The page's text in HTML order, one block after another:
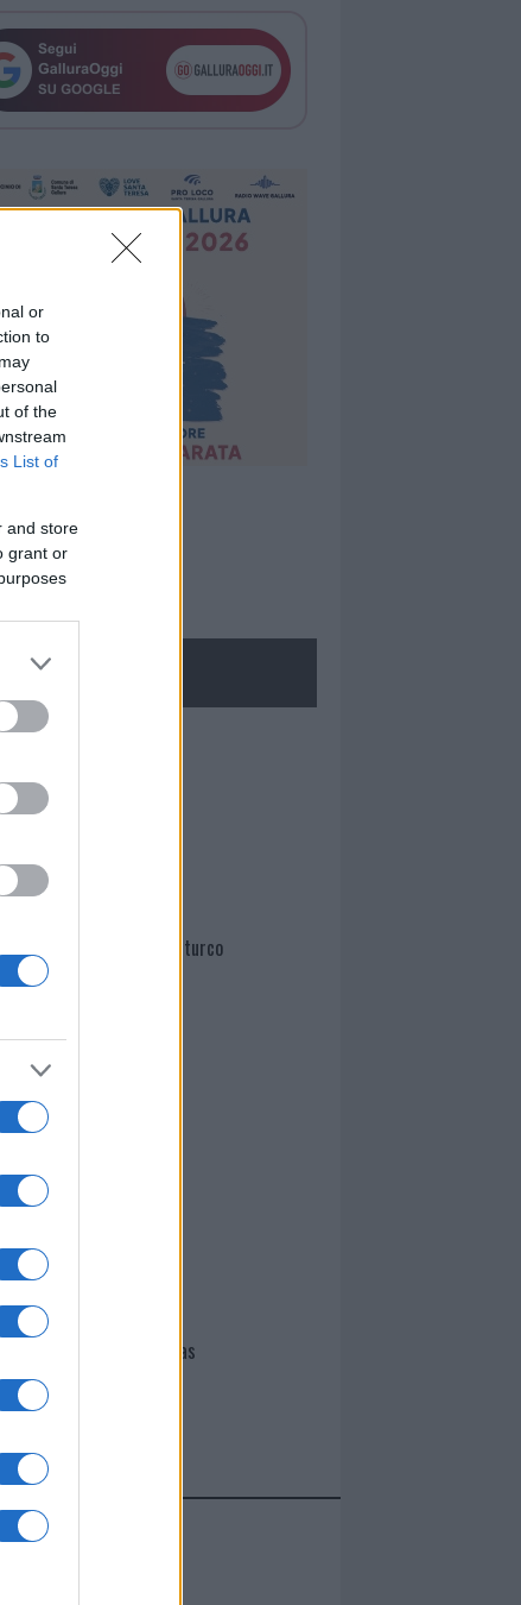
or
to
of the
List of
and store
grant or
Martina Agostina Diturco
I nostri cari
I nostri cari
Giovannimaria Cabras